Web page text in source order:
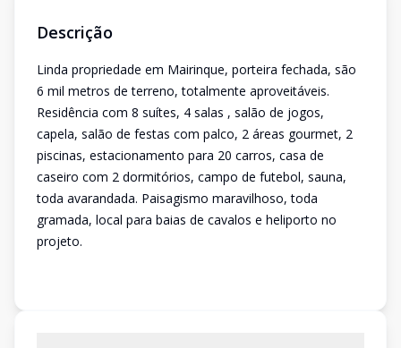
Descrição
Linda propriedade em Mairinque, porteira fechada, são
6 mil metros de terreno, totalmente aproveitáveis.
Residência com 8 suítes, 4 salas , salão de jogos,
capela, salão de festas com palco, 2 áreas gourmet, 2
piscinas, estacionamento para 20 carros, casa de
caseiro com 2 dormitórios, campo de futebol, sauna,
toda avarandada. Paisagismo maravilhoso, toda
gramada, local para baias de cavalos e heliporto no
projeto.